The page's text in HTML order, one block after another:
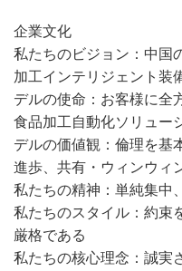
企業文化
私たちのビジョン：中国
加工インテリジェント装
デルの使命：お客様に全
食品加工自動化ソリュー
デルの価値観：倫理を基
進歩、共有・ウィンウィ
私たちの精神：単純集中
私たちのスタイル：約束
厳格である
私たちの核心理念：誠実